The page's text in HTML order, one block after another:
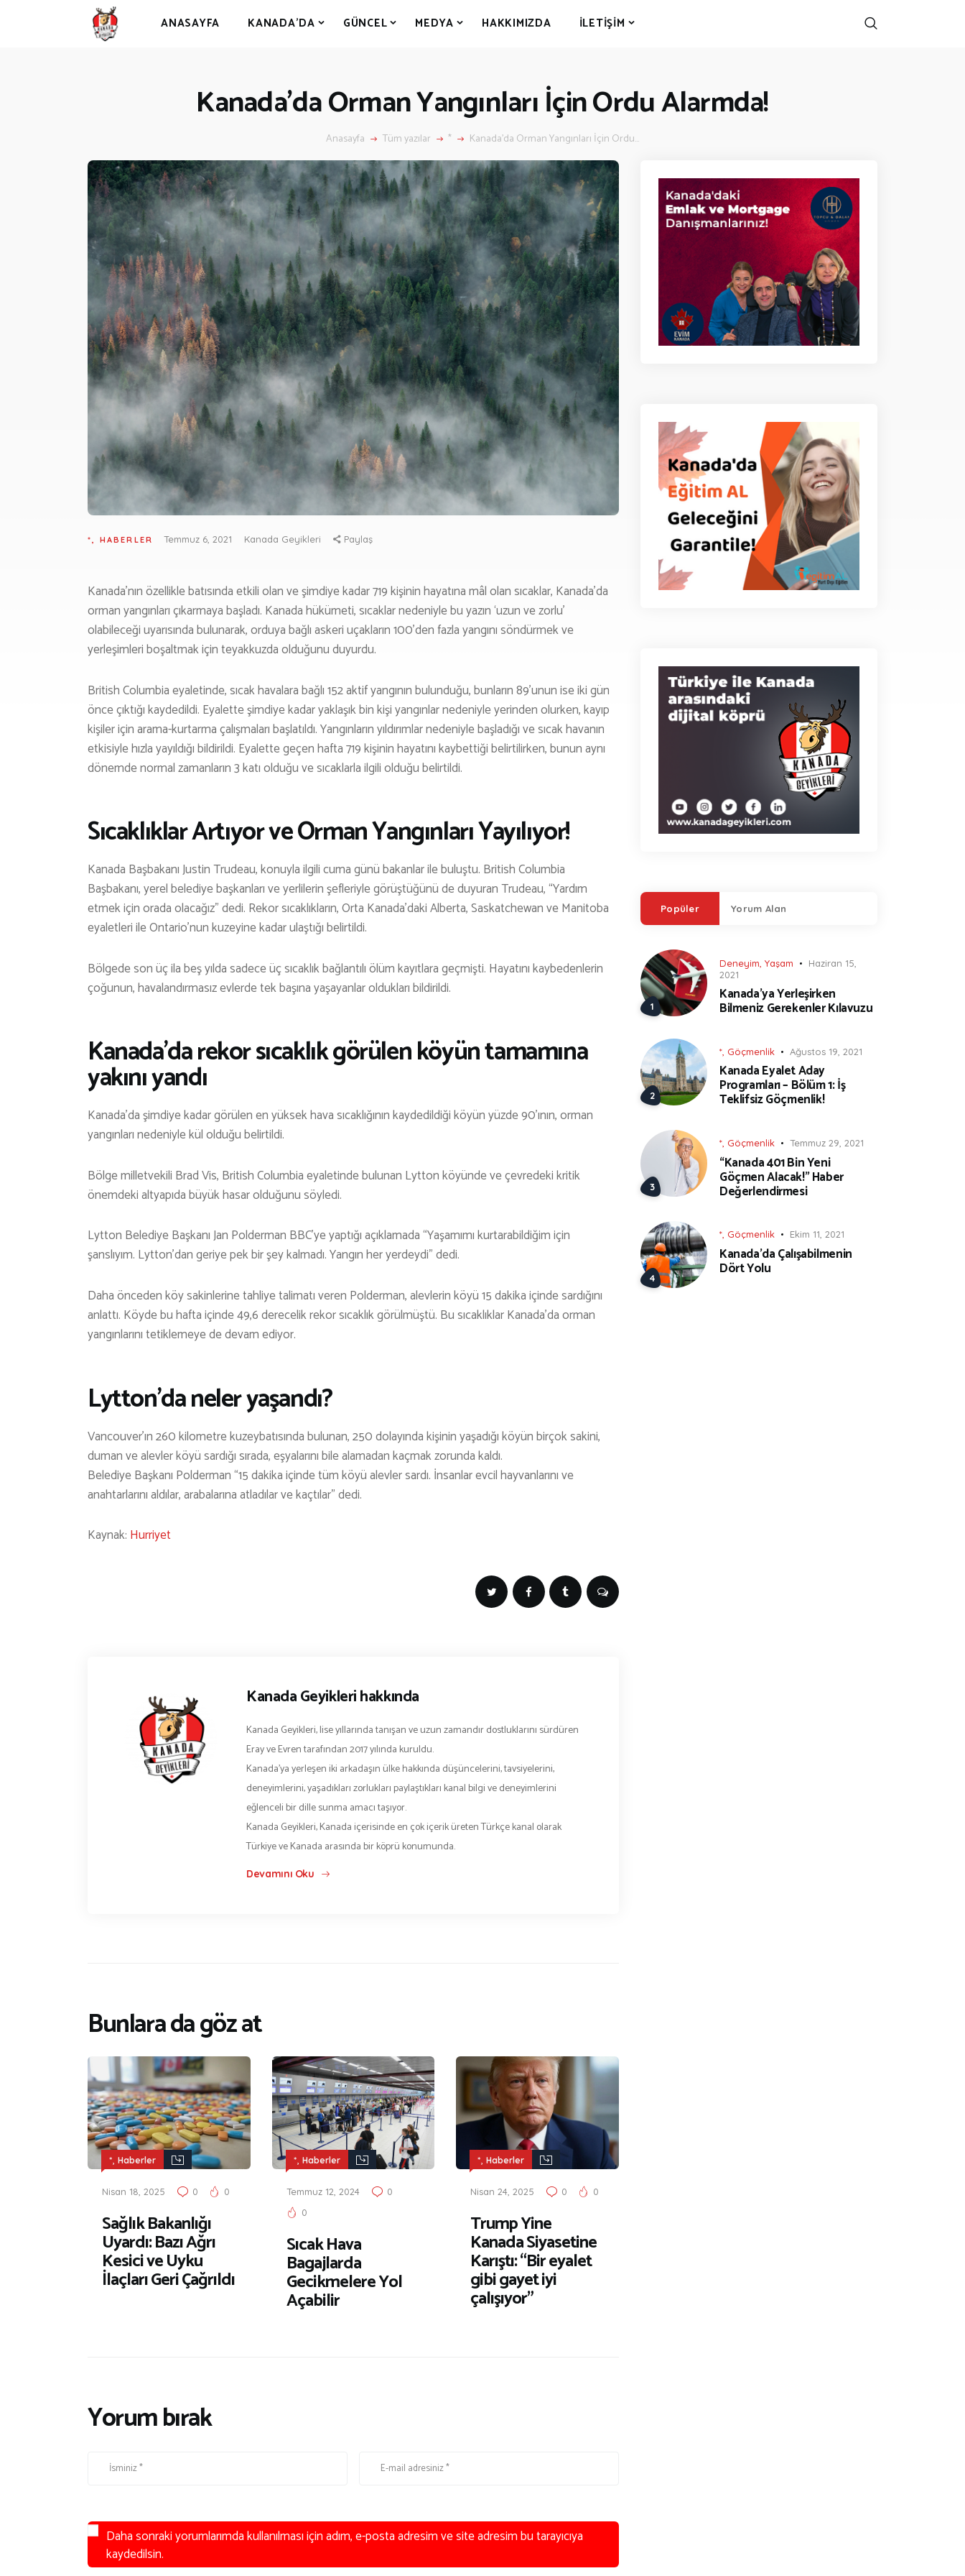
ANASAYFA KANADA’DA GÜNCEL MEDYA HAKKIMIZDA İLETIŞIM
Kanada’da Orman Yangınları İçin Ordu Alarmda!
Anasayfa Tüm yazılar * Kanada’da Orman Yangınları İçin Ordu...
ANASAYFA
KANADA’DA
Kanada’da Eğitim
Eğitim Formu
Göçmenlik
Göçmenlik Formu
Emlak
Emlak Formu
GÜNCEL
Haberler
Yazarlarımız
MEDYA
Youtube
Podcast
HAKKIMIZDA
İLETIŞIM
İş Birliği Ve Sponsorluk
*, HABERLER Temmuz 6, 2021 Kanada Geyikleri Paylaş
Kanada’nın özellikle batısında etkili olan ve şimdiye kadar 719 kişinin hayatına mâl olan sıcaklar, Kanada’da
orman yangınları çıkarmaya başladı. Kanada hükümeti, sıcaklar nedeniyle bu yazın ‘uzun ve zorlu’
olabileceği uyarısında bulunarak, orduya bağlı askeri uçakların 100’den fazla yangını söndürmek ve
yerleşimleri boşaltmak için teyakkuzda olduğunu duyurdu.
British Columbia eyaletinde, sıcak havalara bağlı 152 aktif yangının bulunduğu, bunların 89’unun ise iki gün
önce çıktığı kaydedildi. Eyalette şimdiye kadar yaklaşık bin kişi yangınlar nedeniyle yerinden olurken, kayıp
kişiler için arama-kurtarma çalışmaları başlatıldı. Yangınların yıldırımlar nedeniyle başladığı ve sıcak havanın
etkisiyle hızla yayıldığı bildirildi. Eyalette geçen hafta 719 kişinin hayatını kaybettiği belirtilirken, bunun aynı
dönemde normal zamanların 3 katı olduğu ve sıcaklarla ilgili olduğu belirtildi.
Sıcaklıklar Artıyor ve Orman Yangınları Yayılıyor!
Kanada Başbakanı Justin Trudeau, konuyla ilgili cuma günü bakanlar ile buluştu. British Columbia
Başbakanı, yerel belediye başkanları ve yerlilerin şefleriyle görüştüğünü de duyuran Trudeau, “Yardım
etmek için orada olacağız” dedi. Rekor sıcaklıkların, Orta Kanada’daki Alberta, Saskatchewan ve Manitoba
eyaletleri ile Ontario’nun kuzeyine kadar ulaştığı belirtildi.
Bölgede son üç ila beş yılda sadece üç sıcaklık bağlantılı ölüm kayıtlara geçmişti. Hayatını kaybedenlerin
çoğunun, havalandırmasız evlerde tek başına yaşayanlar oldukları bildirildi.
Kanada’da rekor sıcaklık görülen köyün tamamına
yakını yandı
Kanada’da şimdiye kadar görülen en yüksek hava sıcaklığının kaydedildiği köyün yüzde 90’ının, orman
yangınları nedeniyle kül olduğu belirtildi.
Bölge milletvekili Brad Vis, British Columbia eyaletinde bulunan Lytton köyünde ve çevredeki kritik
önemdeki altyapıda büyük hasar olduğunu söyledi.
Lytton Belediye Başkanı Jan Polderman BBC’ye yaptığı açıklamada “Yaşamımı kurtarabildiğim için
şanslıyım. Lytton’dan geriye pek bir şey kalmadı. Yangın her yerdeydi” dedi.
Daha önceden köy sakinlerine tahliye talimatı veren Polderman, alevlerin köyü 15 dakika içinde sardığını
anlattı. Köyde bu hafta içinde 49,6 derecelik rekor sıcaklık görülmüştü. Bu sıcaklıklar Kanada’da orman
yangınlarını tetiklemeye de devam ediyor.
Lytton’da neler yaşandı?
Vancouver’ın 260 kilometre kuzeybatısında bulunan, 250 dolayında kişinin yaşadığı köyün birçok sakini,
duman ve alevler köyü sardığı sırada, eşyalarını bile alamadan kaçmak zorunda kaldı.
Belediye Başkanı Polderman “15 dakika içinde tüm köyü alevler sardı. İnsanlar evcil hayvanlarını ve
anahtarlarını aldılar, arabalarına atladılar ve kaçtılar” dedi.
Kaynak: Hurriyet
Kanada Geyikleri hakkında
Kanada Geyikleri, lise yıllarında tanışan ve uzun zamandır dostluklarını sürdüren
Eray ve Evren tarafından 2017 yılında kuruldu.
Kanada’ya yerleşen iki arkadaşın ülke hakkında düşüncelerini, tavsiyelerini,
deneyimlerini, yaşadıkları zorlukları paylaştıkları kanal bilgi ve deneyimlerini
eğlenceli bir dille sunma amacı taşıyor.
Kanada Geyikleri, Kanada içerisinde en çok içerik üreten Türkçe kanal olarak
Türkiye ve Kanada arasında bir köprü konumunda.
Devamını Oku
Bunlara da göz at
* Haberler
Nisan 18, 2025 0 0
Sağlık Bakanlığı
Uyardı: Bazı Ağrı
Kesici ve Uyku
İlaçları Geri Çağrıldı
*, Haberler
Temmuz 12, 2024
0
0
Sıcak Hava
Bagajlarda
Gecikmelere Yol
Açabilir
* ,Haberler
Nisan 24, 2025 0 0
Trump Yine
Kanada Siyasetine
Karıştı: “Bir eyalet
gibi gayet iyi
çalışıyor”
Yorum bırak
Daha sonraki yorumlarımda kullanılması için adım, e-posta adresim ve site adresim bu tarayıcıya
kaydedilsin.
Popüler Yorum Alan
Deneyim Yaşam
Haziran 15,
2021
Kanada’ya Yerleşirken
Bilmeniz Gerekenler Kılavuzu
* Göçmenlik Ağustos 19, 2021
Kanada Eyalet Aday
Programları – Bölüm 1: İş
Teklifsiz Göçmenlik!
* Göçmenlik Temmuz 29, 2021
“Kanada 401 Bin Yeni
Göçmen Alacak!” Haber
Değerlendirmesi
* Göçmenlik Ekim 11, 2021
Kanada’da Çalışabilmenin
Dört Yolu